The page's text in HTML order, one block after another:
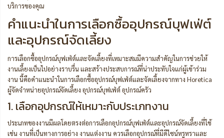
บริการของคุณ
คำแนะนำในการเลือกซื้ออุปกรณ์บุฟเฟ่ต์
และอุปกรณ์จัดเลี้ยง
การเลือกซื้ออุปกรณ์บุฟเฟ่ต์และจัดเลี้ยงที่เหมาะสมมีความสำคัญในการช่วยให้
งานเลี้ยงเป็นไปอย่างราบรื่น และสร้างประสบการณ์ที่น่าประทับใจแก่ผู้เข้าร่วม
งาน นี้คือคำแนะนำในการเลือกซื้ออุปกรณ์บุฟเฟ่ต์และจัดเลี้ยงจากทาง Horetica
ผู้จัดจำหน่ายอุปกรณ์จัดเลี้ยง อุปกรณ์บุฟเฟ่ต์ อุปกรณ์ครัว
1. เลือกอุปกรณ์ให้เหมาะกับประเภทงาน
ประเภทของงานมีผลโดยตรงต่อการเลือกอุปกรณ์บุฟเฟ่ต์และอุปกรณ์จัดเลี้ยงที่ใช้
เช่น งานที่เป็นทางการอย่าง งานแต่งงาน ควรเลือกอุปกรณ์ที่มีดีไซน์หรูหราและ